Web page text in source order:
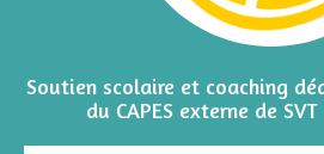
Soutien scolaire et coaching
du CAPES externe de